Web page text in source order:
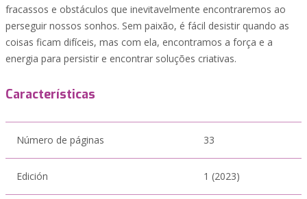
fracassos e obstáculos que inevitavelmente encontraremos ao
perseguir nossos sonhos. Sem paixão, é fácil desistir quando as
coisas ficam difíceis, mas com ela, encontramos a força e a
energia para persistir e encontrar soluções criativas.
Características
Número de páginas 33
Edición 1 (2023)